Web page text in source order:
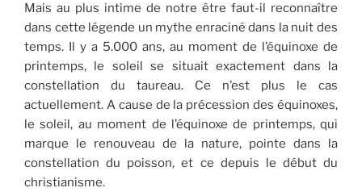
Mais au plus intime de notre être faut-il reconnaître
dans cette légende un mythe enraciné dans la nuit des
temps. Il y a 5.000 ans, au moment de l’équinoxe de
printemps, le soleil se situait exactement dans la
constellation du taureau. Ce n’est plus le cas
actuellement. A cause de la précession des équinoxes,
le soleil, au moment de l’équinoxe de printemps, qui
marque le renouveau de la nature, pointe dans la
constellation du poisson, et ce depuis le début du
christianisme.